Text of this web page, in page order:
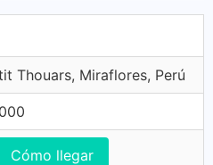
Thouars, Miraflores, Perú
Cómo llegar